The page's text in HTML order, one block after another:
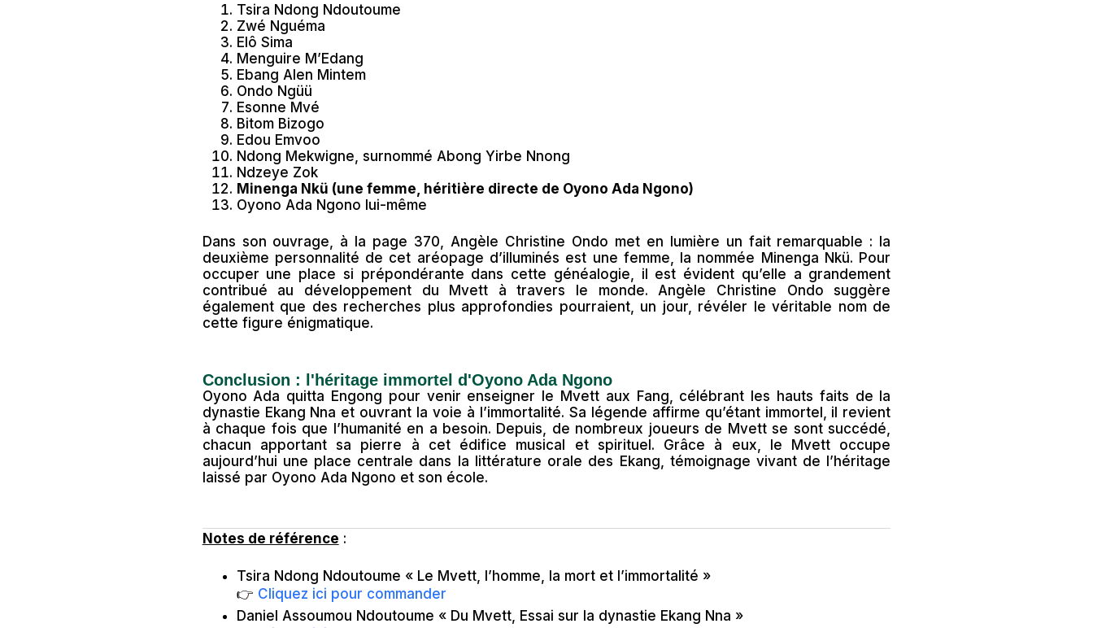
Tsira Ndong Ndoutoume
Zwé Nguéma
Elô Sima
Menguire M’Edang
Ebang Alen Mintem
Ondo Ngüü
Esonne Mvé
Bitom Bizogo
Edou Emvoo
Ndong Mekwigne, surnommé Abong Yirbe Nnong
Ndzeye Zok
Minenga Nkü (une femme, héritière directe de Oyono Ada Ngono)
Oyono Ada Ngono lui-même
Dans son ouvrage, à la page 370, Angèle Christine Ondo met en lumière un fait remarquable : la
deuxième personnalité de cet aréopage d’illuminés est une femme, la nommée Minenga Nkü. Pour
occuper une place si prépondérante dans cette généalogie, il est évident qu’elle a grandement
contribué au développement du Mvett à travers le monde. Angèle Christine Ondo suggère
également que des recherches plus approfondies pourraient, un jour, révéler le véritable nom de
cette figure énigmatique.
Conclusion : l'héritage immortel d'Oyono Ada Ngono
Oyono Ada quitta Engong pour venir enseigner le Mvett aux Fang, célébrant les hauts faits de la
dynastie Ekang Nna et ouvrant la voie à l’immortalité. Sa légende affirme qu’étant immortel, il revient
à chaque fois que l’humanité en a besoin. Depuis, de nombreux joueurs de Mvett se sont succédé,
chacun apportant sa pierre à cet édifice musical et spirituel. Grâce à eux, le Mvett occupe
aujourd’hui une place centrale dans la littérature orale des Ekang, témoignage vivant de l’héritage
laissé par Oyono Ada Ngono et son école.
Notes de référence :
Tsira Ndong Ndoutoume « Le Mvett, l’homme, la mort et l’immortalité »
👉 Cliquez ici pour commander
Daniel Assoumou Ndoutoume « Du Mvett, Essai sur la dynastie Ekang Nna »